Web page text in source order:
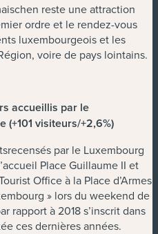
reste une attraction
ordre et le rendez-vous
luxembourgeois et les
voire de pays lointains.
accueillis par le
(+101 visiteurs/+2,6%)
par le Luxembourg
Place Guillaume II et
Office à la Place d’Armes
» lors du weekend de
rapport à 2018 s’inscrit dans
ces dernières années.